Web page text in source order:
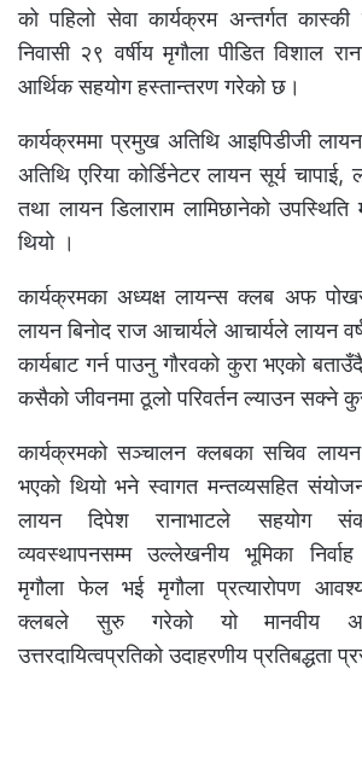
को पहिलो सेवा कार्यक्रम अन्तर्गत कास्की
निवासी २९ वर्षीय मृगौला पीडित विशाल
आर्थिक सहयोग हस्तान्तरण गरेको छ।
कार्यक्रममा प्रमुख अतिथि आइपिडीजी
अतिथि एरिया कोर्डिनेटर लायन सूर्य
तथा लायन डिलाराम लामिछानेको
थियो ।
कार्यक्रमका अध्यक्ष लायन्स क्लब अफ
लायन बिनोद राज आचार्यले आचार्यले लायन
कार्यबाट गर्न पाउनु गौरवको कुरा भएको
कसैको जीवनमा ठूलो परिवर्तन ल्याउन सक्ने
कार्यक्रमको सञ्चालन क्लबका सचिव
भएको थियो भने स्वागत मन्तव्यसहित
लायन दिपेश रानाभाटले सहयोग
व्यवस्थापनसम्म उल्लेखनीय भूमिका
मृगौला फेल भई मृगौला प्रत्यारोपण
क्लबले सुरु गरेको यो मानवीय
उत्तरदायित्वप्रतिको उदाहरणीय प्रतिबद्धता